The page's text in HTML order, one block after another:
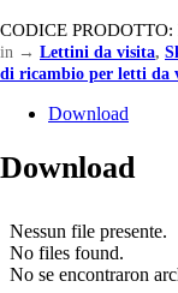
CODICE PRODOTTO:
in → Lettini da visita,
di ricambio per letti da
Download
Download